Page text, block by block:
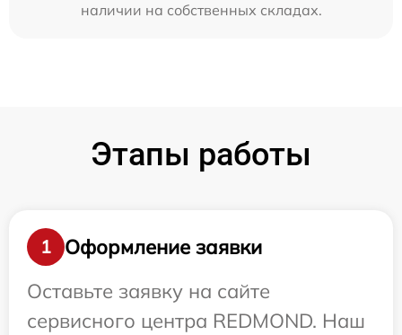
наличии на собственных складах.
Этапы работы
1
Оформление заявки
Оставьте заявку на сайте
сервисного центра REDMOND. Наш